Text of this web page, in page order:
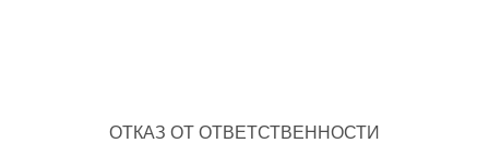
ОТКАЗ ОТ ОТВЕТСТВЕННОСТИ